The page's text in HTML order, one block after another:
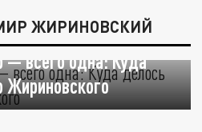
ЖИРИНОВСКИЙ
— всего одна: Куда
Жириновского